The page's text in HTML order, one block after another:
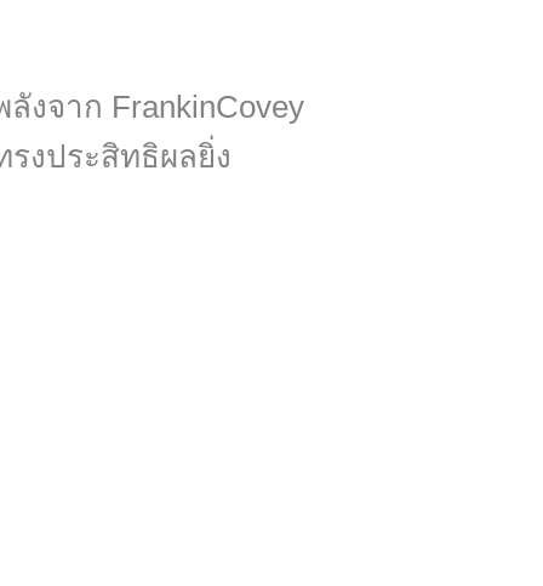
จาก FrankinCovey
งประสิทธิผลยิ่ง